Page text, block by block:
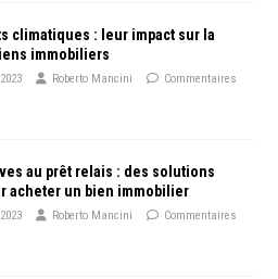
climatiques : leur impact sur la
immobiliers
Roberto Mancini
Commentaires
au prêt relais : des solutions
acheter un bien immobilier
Roberto Mancini
Commentaires